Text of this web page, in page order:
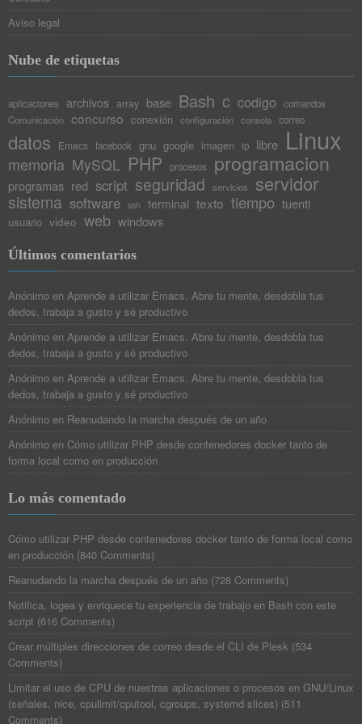
Aviso legal
Nube de etiquetas
aplicaciones archivos array base Bash c codigo
comandos
Comunicación concurso conexión configuración consola correo
datos Emacs facebook gnu google imagen ip libre Linux
memoria MySQL PHP procesos programacion
programas red script seguridad servicios servidor
sistema software ssh terminal texto tiempo tuenti
usuario video web windows
Últimos comentarios
Anónimo en Aprende a utilizar Emacs. Abre tu mente, desdobla tus
dedos, trabaja a gusto y sé productivo
Anónimo en Aprende a utilizar Emacs. Abre tu mente, desdobla tus
dedos, trabaja a gusto y sé productivo
Anónimo en Aprende a utilizar Emacs. Abre tu mente, desdobla tus
dedos, trabaja a gusto y sé productivo
Anónimo en Reanudando la marcha después de un año
Anónimo en Cómo utilizar PHP desde contenedores docker tanto de
forma local como en producción
Lo más comentado
Cómo utilizar PHP desde contenedores docker tanto de forma local como
en producción (840 Comments)
Reanudando la marcha después de un año (728 Comments)
Notifica, logea y enriquece tu experiencia de trabajo en Bash con este
script (616 Comments)
Crear múltiples direcciones de correo desde el CLI de Plesk (534
Comments)
Limitar el uso de CPU de nuestras aplicaciones o procesos en GNU/Linux
(señales, nice, cpulimit/cputool, cgroups, systemd slices) (511
Comments)